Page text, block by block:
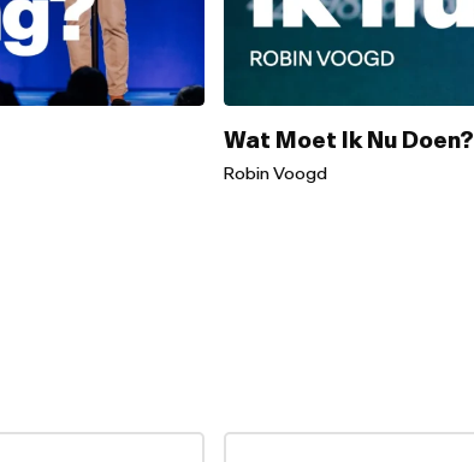
Wat Moet Ik Nu Doen?
Robin Voogd